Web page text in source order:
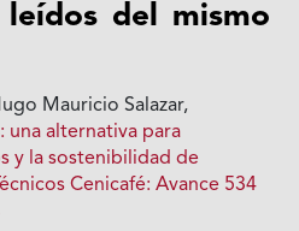
del mismo
Mauricio Salazar,
una alternativa para
y la sostenibilidad de
Cenicafé: Avance 534